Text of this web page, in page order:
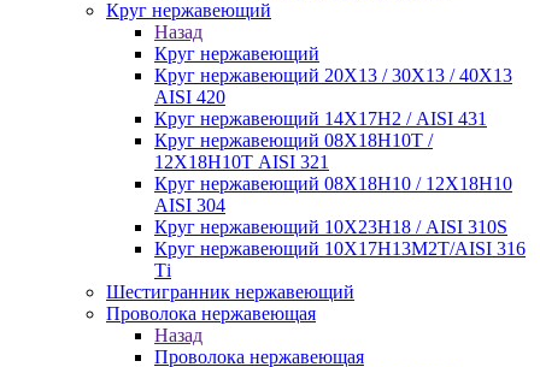
Круг нержавеющий
Назад
Круг нержавеющий
Круг нержавеющий 20Х13 / 30Х13 / 40Х13
AISI 420
Круг нержавеющий 14Х17Н2 / AISI 431
Круг нержавеющий 08Х18Н10Т /
12Х18Н10Т AISI 321
Круг нержавеющий 08Х18Н10 / 12Х18Н10
AISI 304
Круг нержавеющий 10Х23Н18 / AISI 310S
Круг нержавеющий 10Х17Н13М2Т/AISI 316
Тi
Шестигранник нержавеющий
Проволока нержавеющая
Назад
Проволока нержавеющая